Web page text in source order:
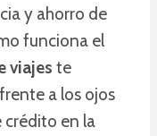
y ahorro de
funciona el
viajes te
a los ojos
crédito en la